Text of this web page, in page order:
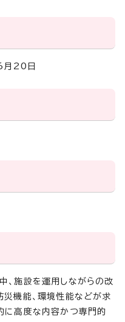
月20日
、施設を運用しながらの改
災機能、環境性能などが求
に高度な内容かつ専門的